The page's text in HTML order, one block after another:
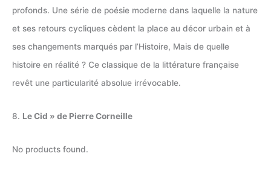
profonds. Une série de poésie moderne dans laquelle la nature
et ses retours cycliques cèdent la place au décor urbain et à
ses changements marqués par l’Histoire, Mais de quelle
histoire en réalité ? Ce classique de la littérature française
revêt une particularité absolue irrévocable.
8. Le Cid » de Pierre Corneille
No products found.